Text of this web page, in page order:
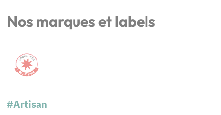
Nos marques et labels
#Artisan